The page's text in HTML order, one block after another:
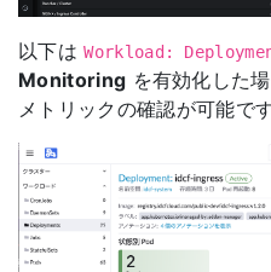
以下はWorkload:
Monitoring を有効化した
メトリックの確認が可能で